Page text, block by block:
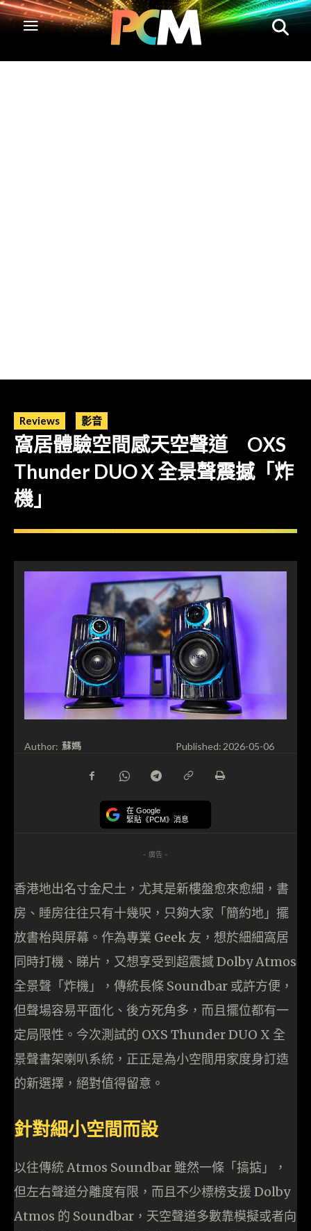
Reviews 影音
窩居體驗空間感天空聲道 OXS
Thunder DUO X 全景聲震撼「炸
機」
Author: 蘇媽 Published: 2026-05-06
在 Google
緊貼《PCM》消息
- 廣告 -
香港地出名寸金尺土，尤其是新樓盤愈來愈細，書
房、睡房往往只有十幾呎，只夠大家「簡約地」擺
放書枱與屏幕。作為專業 Geek 友，想於細細窩居
同時打機、睇片，又想享受到超震撼 Dolby Atmos
全景聲「炸機」，傳統長條 Soundbar 或許方便，
但聲場容易平面化、後方死角多，而且擺位都有一
定局限性。今次測試的 OXS Thunder DUO X 全
景聲書架喇叭系統，正正是為小空間用家度身訂造
的新選擇，絕對值得留意。
針對細小空間而設
以往傳統 Atmos Soundbar 雖然一條「搞掂」，
但左右聲道分離度有限，而且不少標榜支援 Dolby
Atmos 的 Soundbar，天空聲道多數靠模擬或者向